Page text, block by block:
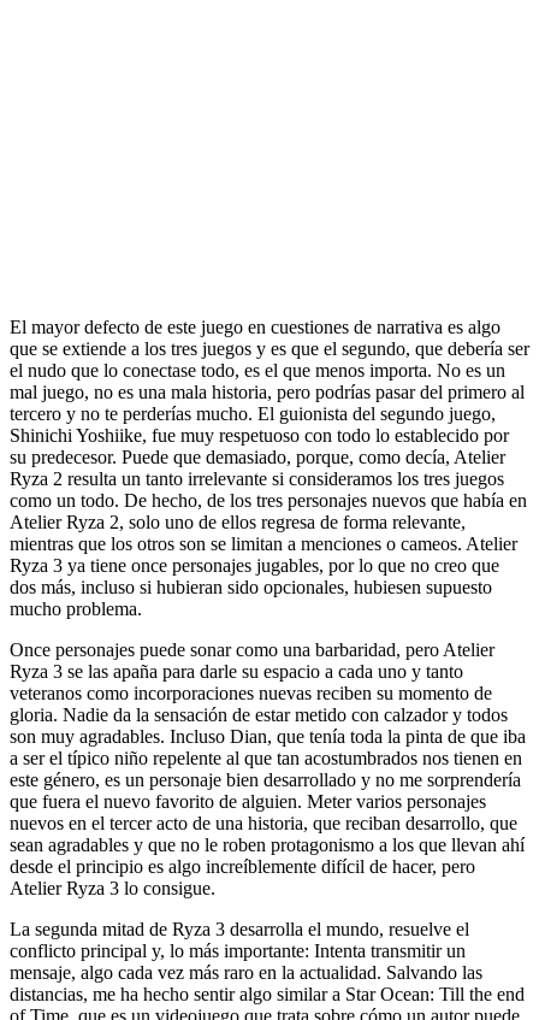
El mayor defecto de este juego en cuestiones de narrativa es algo
que se extiende a los tres juegos y es que el segundo, que debería ser
el nudo que lo conectase todo, es el que menos importa. No es un
mal juego, no es una mala historia, pero podrías pasar del primero al
tercero y no te perderías mucho. El guionista del segundo juego,
Shinichi Yoshiike, fue muy respetuoso con todo lo establecido por
su predecesor. Puede que demasiado, porque, como decía, Atelier
Ryza 2 resulta un tanto irrelevante si consideramos los tres juegos
como un todo. De hecho, de los tres personajes nuevos que había en
Atelier Ryza 2, solo uno de ellos regresa de forma relevante,
mientras que los otros son se limitan a menciones o cameos. Atelier
Ryza 3 ya tiene once personajes jugables, por lo que no creo que
dos más, incluso si hubieran sido opcionales, hubiesen supuesto
mucho problema.
Once personajes puede sonar como una barbaridad, pero Atelier
Ryza 3 se las apaña para darle su espacio a cada uno y tanto
veteranos como incorporaciones nuevas reciben su momento de
gloria. Nadie da la sensación de estar metido con calzador y todos
son muy agradables. Incluso Dian, que tenía toda la pinta de que iba
a ser el típico niño repelente al que tan acostumbrados nos tienen en
este género, es un personaje bien desarrollado y no me sorprendería
que fuera el nuevo favorito de alguien. Meter varios personajes
nuevos en el tercer acto de una historia, que reciban desarrollo, que
sean agradables y que no le roben protagonismo a los que llevan ahí
desde el principio es algo increíblemente difícil de hacer, pero
Atelier Ryza 3 lo consigue.
La segunda mitad de Ryza 3 desarrolla el mundo, resuelve el
conflicto principal y, lo más importante: Intenta transmitir un
mensaje, algo cada vez más raro en la actualidad. Salvando las
distancias, me ha hecho sentir algo similar a Star Ocean: Till the end
of Time, que es un videojuego que trata sobre cómo un autor puede